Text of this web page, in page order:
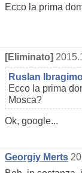
Ecco la prima
[Eliminato]
Ruslan
Ecco la prima
Mosca?
Ok, google...
Georgiy Merts